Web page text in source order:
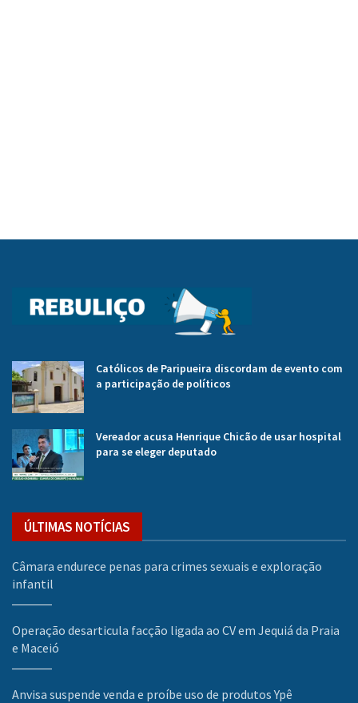
Católicos de Paripueira discordam de evento com
a participação de políticos
Vereador acusa Henrique Chicão de usar hospital
para se eleger deputado
ÚLTIMAS NOTÍCIAS
Câmara endurece penas para crimes sexuais e exploração
infantil
Operação desarticula facção ligada ao CV em Jequiá da Praia
e Maceió
Anvisa suspende venda e proíbe uso de produtos Ypê